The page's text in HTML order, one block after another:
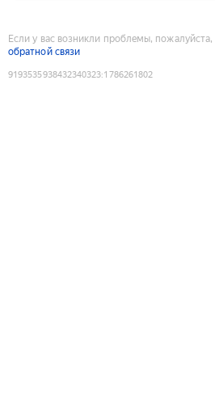
Если у вас возникли проблемы, пожалуйста,
обратной связи
9193535938432340323:1786261802